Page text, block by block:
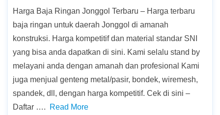
Harga Baja Ringan Jonggol Terbaru – Harga terbaru
baja ringan untuk daerah Jonggol di amanah
konstruksi. Harga kompetitif dan material standar SNI
yang bisa anda dapatkan di sini. Kami selalu stand by
melayani anda dengan amanah dan profesional Kami
juga menjual genteng metal/pasir, bondek, wiremesh,
spandek, dll, dengan harga kompetitif. Cek di sini –
Daftar ….
Read More